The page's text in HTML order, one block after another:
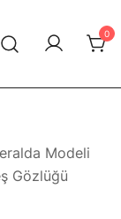
0
Modeli
Gözlüğü